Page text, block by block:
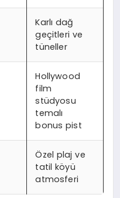
Karlı dağ
geçitleri ve
tüneller
Hollywood
film
stüdyosu
temalı
bonus pist
Özel plaj ve
tatil köyü
atmosferi